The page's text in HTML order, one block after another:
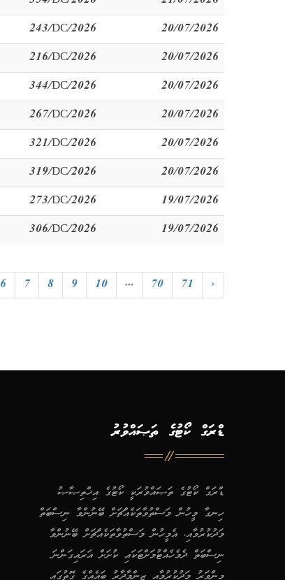
20/07/2026
243/DC/2026
20/07/2026
216/DC/2026
20/07/2026
344/DC/2026
20/07/2026
267/DC/2026
20/07/2026
321/DC/2026
20/07/2026
319/DC/2026
19/07/2026
273/DC/2026
19/07/2026
306/DC/2026
6 7 8 9 10 ... 70 71 ›
ޑްރަގް ކޯޓުގެ ތަޞައްވުރު
ޑްރަގް ކޯޓުގެ ތަޞައްވުރަކީ ކޯޓުގެ އިޚްތިޞާޞު
ހިނގާ މީހުން މަސްތުވާތަކެއްޗަށް ބޭނުންވާ ނިސްބަތް
މަދުކުރުމާއި، އެމީހުން މަސްތުވާތަކެއްޗަށް ބޭނުންވާ
ނިސްބަތް ދެމެހެއްޓުމަށްޓަކައި ކުށަށް އަރައިގަންނަ
މިންވަރު މަދުކުރުމާއި ޒިންމާދާރު ބައެއްގެ ގޮތުގައި